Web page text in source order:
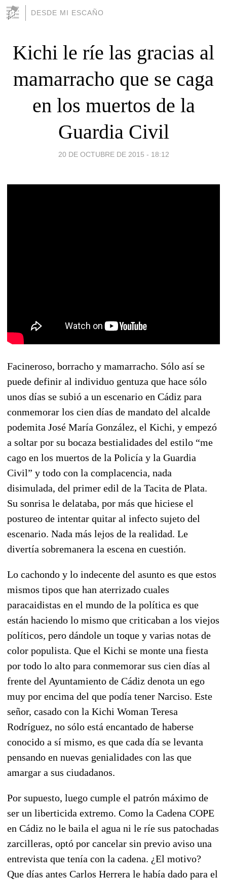
DESDE MI ESCAÑO
Kichi le ríe las gracias al
mamarracho que se caga
en los muertos de la
Guardia Civil
20 DE OCTUBRE DE 2015 - 18:12
Facineroso, borracho y mamarracho. Sólo así se
puede definir al individuo gentuza que hace sólo
unos días se subió a un escenario en Cádiz para
conmemorar los cien días de mandato del alcalde
podemita José María González, el Kichi, y empezó
a soltar por su bocaza bestialidades del estilo “me
cago en los muertos de la Policía y la Guardia
Civil” y todo con la complacencia, nada
disimulada, del primer edil de la Tacita de Plata.
Su sonrisa le delataba, por más que hiciese el
postureo de intentar quitar al infecto sujeto del
escenario. Nada más lejos de la realidad. Le
divertía sobremanera la escena en cuestión.
Lo cachondo y lo indecente del asunto es que estos
mismos tipos que han aterrizado cuales
paracaidistas en el mundo de la política es que
están haciendo lo mismo que criticaban a los viejos
políticos, pero dándole un toque y varias notas de
color populista. Que el Kichi se monte una fiesta
por todo lo alto para conmemorar sus cien días al
frente del Ayuntamiento de Cádiz denota un ego
muy por encima del que podía tener Narciso. Este
señor, casado con la Kichi Woman Teresa
Rodríguez, no sólo está encantado de haberse
conocido a sí mismo, es que cada día se levanta
pensando en nuevas genialidades con las que
amargar a sus ciudadanos.
Por supuesto, luego cumple el patrón máximo de
ser un liberticida extremo. Como la Cadena COPE
en Cádiz no le baila el agua ni le ríe sus patochadas
zarcilleras, optó por cancelar sin previo aviso una
entrevista que tenía con la cadena. ¿El motivo?
Que días antes Carlos Herrera le había dado para el